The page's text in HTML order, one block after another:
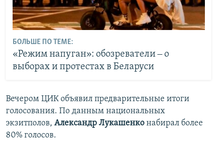
БОЛЬШЕ ПО ТЕМЕ:
«Режим напуган»: обозреватели ‒ о
выборах и протестах в Беларуси
Вечером ЦИК объявил предварительные итоги
голосования. По данным национальных
экзитполов, Александр Лукашенко набирал более
80% голосов.